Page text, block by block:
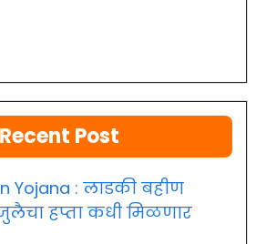
Recent Post
Yojana : लाडकी बहीण
हप्ता कधी मिळणार